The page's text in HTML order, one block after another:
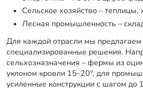
Сельское хозяйство –
Лесная промышленность –
Для каждой отрасли мы предлагаем
специализированные решения.
сельхозназначения – фермы из
уклоном кровли 15-20°, для
усиленные конструкции с шагом до